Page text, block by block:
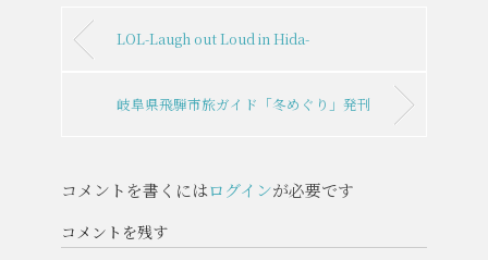
LOL-Laugh out Loud in Hida-
岐阜県飛騨市旅ガイド「冬めぐり」発刊
コメントを書くにはログインが必要です
コメントを残す